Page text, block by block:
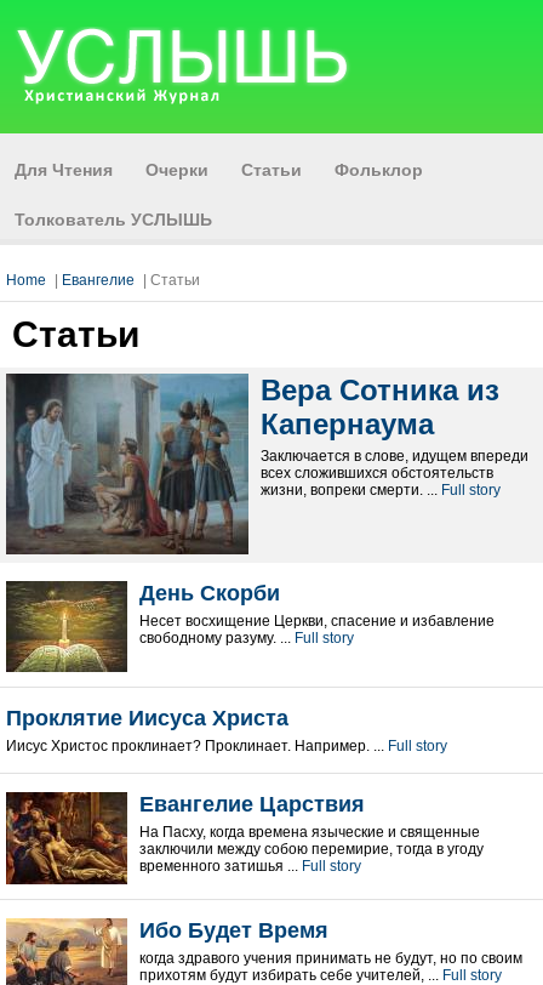
Для Чтения Очерки Статьи Фольклор
Толкователь УСЛЫШЬ
Home Евангелие | Статьи
Статьи
Вера Сотника из
Капернаума
Заключается в слове, идущем впереди
всех сложившихся обстоятельств
жизни, вопреки смерти. ... Full story
День Скорби
Несет восхищение Церкви, спасение и избавление
свободному разуму. ... Full story
Проклятие Иисуса Христа
Иисус Христос проклинает? Проклинает. Например. ... Full story
Евангелие Царствия
На Пасху, когда времена языческие и священные
заключили между собою перемирие, тогда в угоду
временного затишья ... Full story
Ибо Будет Время
когда здравого учения принимать не будут, но по своим
прихотям будут избирать себе учителей, ... Full story